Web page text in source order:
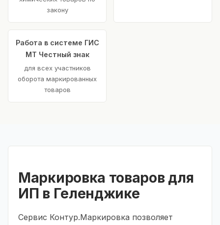
закону
Работа в системе ГИС
МТ Честный знак
для всех участников
оборота маркированных
товаров
Маркировка товаров для
ИП в Геленджике
Сервис Контур.Маркировка позволяет